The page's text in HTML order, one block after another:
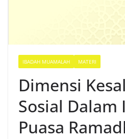
IBADAH MUAMALAH MATERI
Dimensi
Sosial Dalam
Puasa